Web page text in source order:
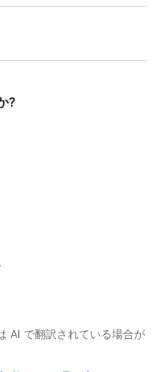
?
AI で翻訳されている場合が